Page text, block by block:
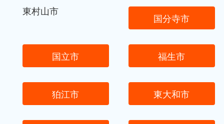
東村山市
国分寺市
国立市 福生市
狛江市 東大和市